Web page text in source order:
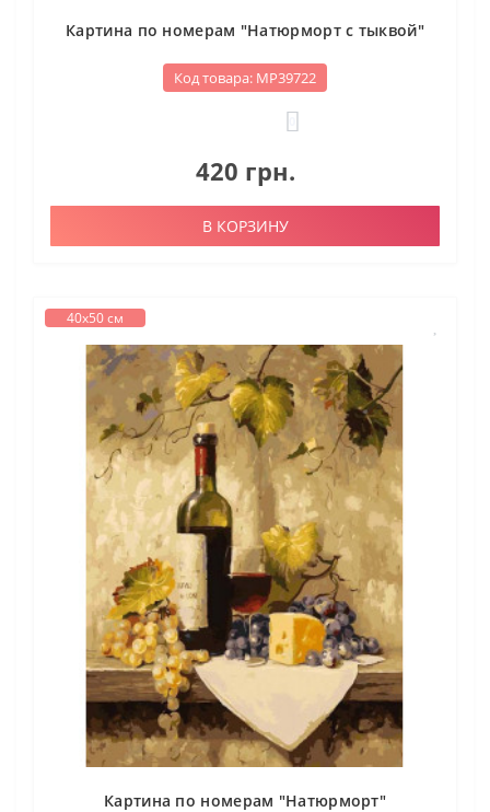
Картина по номерам "Натюрморт с тыквой"
Код товара: МР39722
420 грн.
В КОРЗИНУ
40х50 см
Картина по номерам "Натюрморт"